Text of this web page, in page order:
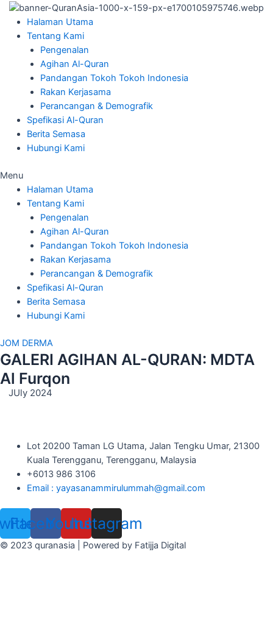
Halaman Utama
Tentang Kami
Pengenalan
Agihan Al-Quran
Pandangan Tokoh Tokoh Indonesia
Rakan Kerjasama
Perancangan & Demografik
Spefikasi Al-Quran
Berita Semasa
Hubungi Kami
Menu
Halaman Utama
Tentang Kami
Pengenalan
Agihan Al-Quran
Pandangan Tokoh Tokoh Indonesia
Rakan Kerjasama
Perancangan & Demografik
Spefikasi Al-Quran
Berita Semasa
Hubungi Kami
JOM DERMA
GALERI AGIHAN AL-QURAN: MDTA
Al Furqon
JUly 2024
Lot 20200 Taman LG Utama, Jalan Tengku Umar, 21300
Kuala Terengganu, Terengganu, Malaysia
+6013 986 3106
Email : yayasanammirulummah@gmail.com
Facebook
Youtube
Instagram
© 2023 quranasia | Powered by Fatijja Digital